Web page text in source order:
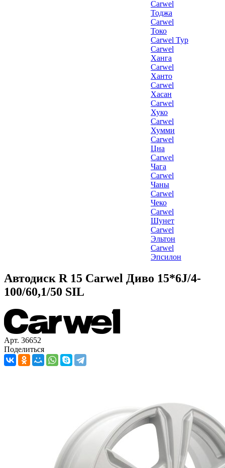
Carwel
Тоджа
Carwel
Токо
Carwel Тур
Carwel
Ханга
Carwel
Ханто
Carwel
Хасан
Carwel
Хуко
Carwel
Хумми
Carwel
Цна
Carwel
Чага
Carwel
Чаны
Carwel
Чеко
Carwel
Шунет
Carwel
Эльтон
Carwel
Эпсилон
Автодиск R 15 Carwel Диво 15*6J/4-
100/60,1/50 SIL
Арт. 36652
Поделиться